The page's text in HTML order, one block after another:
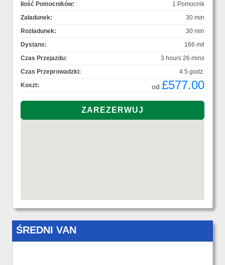
Ilość Pomocników:
1 Pomocnik
Załadunek:
30 min
Rozładunek:
30 min
Dystans:
166 mil
Czas Przejazdu:
3 hours 26 mins
Czas Przeprowadzki:
4.5 godz.
Koszt:
od £577.00
ŚREDNI VAN